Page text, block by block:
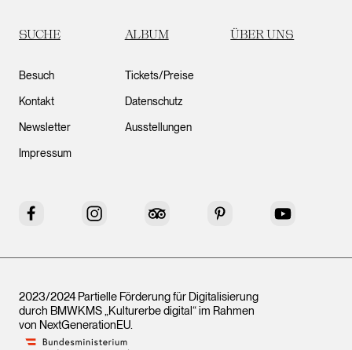
SUCHE ALBUM ÜBER UNS
Besuch
Kontakt
Newsletter
Impressum
Tickets/Preise
Datenschutz
Ausstellungen
Facebook Instagram Tripadvisor Pinterest YouTube
2023/2024 Partielle Förderung für Digitalisierung
durch BMWKMS „Kulturerbe digital“ im Rahmen
von NextGenerationEU.